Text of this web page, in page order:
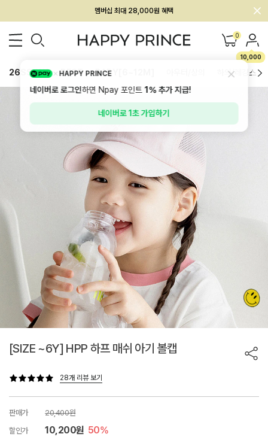
회원전용 아울렛, 가입하면 ~60% 할인!
멤버십 최대 28,000원 혜택 0
10,000
26SS 신상 BEST BABY[6~12M] 하의/레깅스
[SIZE ~6Y] HPP 하프 매쉬 아기 볼캡
28개 리뷰 보기
판매가
20,400원
할인가
10,200원 50%
HAPPY PRINCE
네이버로 로그인하면 Npay 포인트1%추가 지급!
네이버로 1초 가입하기